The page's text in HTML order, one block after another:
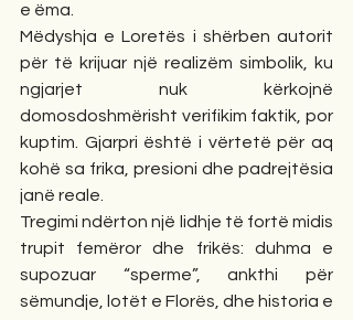
e ëma.
Mëdyshja e Loretës i shërben autorit
për të krijuar një realizëm simbolik, ku
ngjarjet nuk kërkojnë
domosdoshmërisht verifikim faktik, por
kuptim. Gjarpri është i vërtetë për aq
kohë sa frika, presioni dhe padrejtësia
janë reale.
Tregimi ndërton një lidhje të fortë midis
trupit femëror dhe frikës: duhma e
supozuar “sperme”, ankthi për
sëmundje, lotët e Florës, dhe historia e